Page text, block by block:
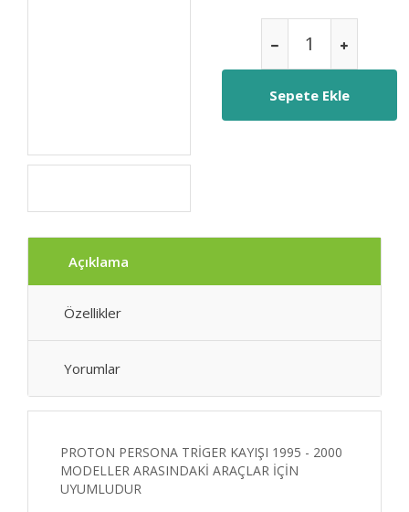
Açıklama
Özellikler
Yorumlar
PROTON PERSONA TRİGER KAYIŞI 1995 - 2000
MODELLER ARASINDAKİ ARAÇLAR İÇİN
UYUMLUDUR